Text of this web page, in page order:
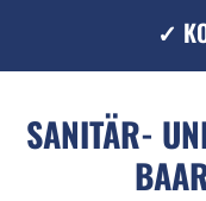
✓
SANITÄR-